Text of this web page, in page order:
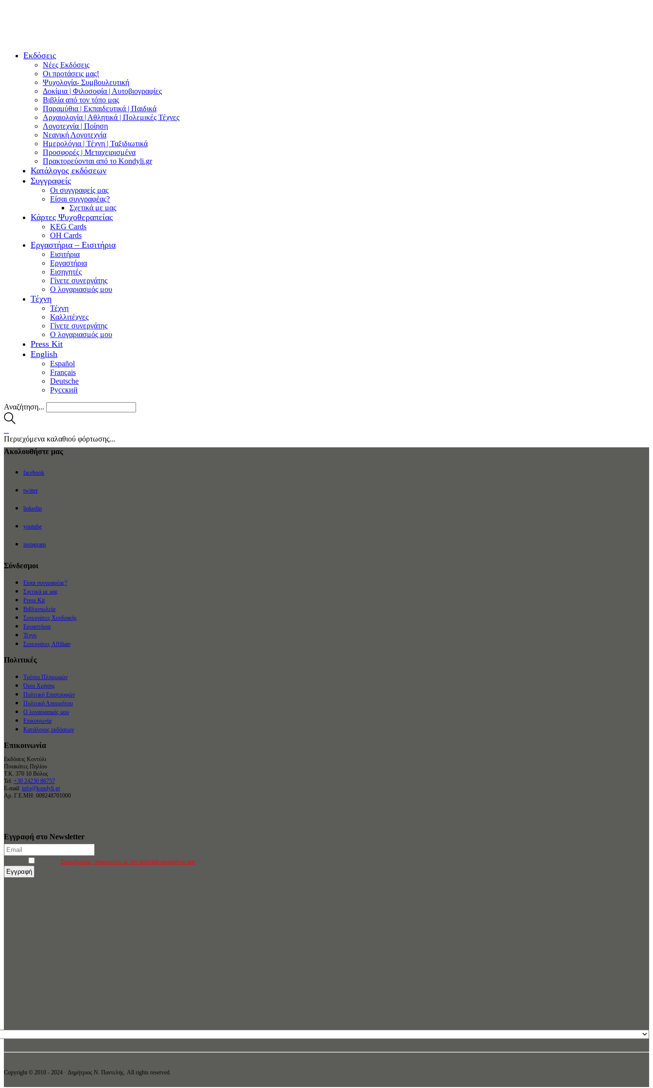
Εκδόσεις
Νέες Εκδόσεις
Οι προτάσεις μας!
Ψυχολογία- Συμβουλευτική
Δοκίμια | Φιλοσοφία | Αυτοβιογραφίες
Βιβλία από τον τόπο μας
Παραμύθια | Εκπαιδευτικά | Παιδικά
Αρχαιολογία | Αθλητικά | Πολεμικές Τέχνες
Λογοτεχνία | Ποίηση
Νεανική Λογοτεχνία
Ημερολόγια | Τέχνη | Ταξιδιωτικά
Προσφορές | Μεταχειρισμένα
Πρακτορεύονται από το Kondyli.gr
Κατάλογος εκδόσεων
Συγγραφείς
Οι συγγραφείς μας
Είσαι συγγραφέας?
Σχετικά με μας
Κάρτες Ψυχοθεραπείας
KEG Cards
OH Cards
Εργαστήρια – Εισιτήρια
Εισιτήρια
Εργαστήρια
Εισηγητές
Γίνετε συνεργάτης
Ο λογαριασμός μου
Τέχνη
Τέχνη
Καλλιτέχνες
Γίνετε συνεργάτης
Ο λογαριασμός μου
Press Kit
English
Español
Français
Deutsche
Pусский
Αναζήτηση...
Περιεχόμενα καλαθιού φόρτωσης...
Ακολουθήστε μας
facebook
twitter
linkedin
youtube
instagram
Σύνδεσμοι
Είσαι συγγραφέας?
Σχετικά με μας
Press Kit
Βιβλιοπωλεία
Συνεργάτες Χονδρικής
Εργαστήρια
Τέχνη
Συνεργάτες Affiliate
Πολιτικές
Τρόποι Πληρωμών
Όροι Χρήσης
Πολιτική Επιστροφών
Πολιτική Απορρήτου
Ο λογαριασμός μου
Επικοινωνία
Κατάλογος εκδόσεων
Επικοινωνία
Εκδόσεις Κοντύλι
Πινακάτες Πηλίου
Τ.Κ. 370 10 Βόλος
Tel: +30 24230 86757
E-mail: info@kondyli.gr
Αρ. Γ.Ε.ΜΗ: 009248701000
Εγγραφή στο Newsletter
Συνεχίζοντας, συμφωνείτε με την πολιτική απορρήτου μας
Copyright © 2010 - 2024 · Δημήτριος N. Παντελής. All rights reserved.